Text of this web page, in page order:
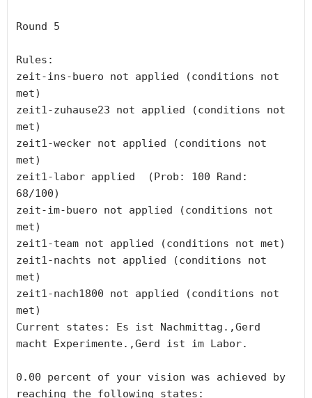
Round 5
Rules:
zeit-ins-buero not applied (conditions not
met)
zeit1-zuhause23 not applied (conditions not
met)
zeit1-wecker not applied (conditions not
met)
zeit1-labor applied  (Prob: 100 Rand:
68/100)
zeit-im-buero not applied (conditions not
met)
zeit1-team not applied (conditions not met)
zeit1-nachts not applied (conditions not
met)
zeit1-nach1800 not applied (conditions not
met)
Current states: Es ist Nachmittag.,Gerd
macht Experimente.,Gerd ist im Labor.
0.00 percent of your vision was achieved by
reaching the following states: